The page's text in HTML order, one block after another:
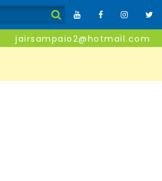
jairsampaio2@hotmail.com